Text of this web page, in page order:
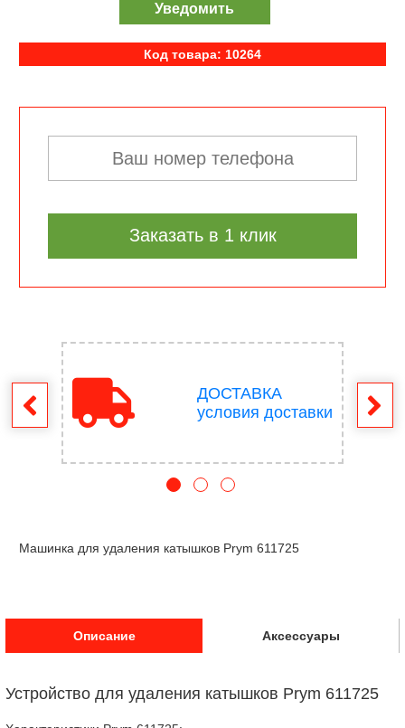
Уведомить
Код товара: 10264
Заказать в 1 клик
ДОСТАВКА
условия доставки
Машинка для удаления катышков Prym 611725
Описание Аксессуары
Устройство для удаления катышков Prym 611725